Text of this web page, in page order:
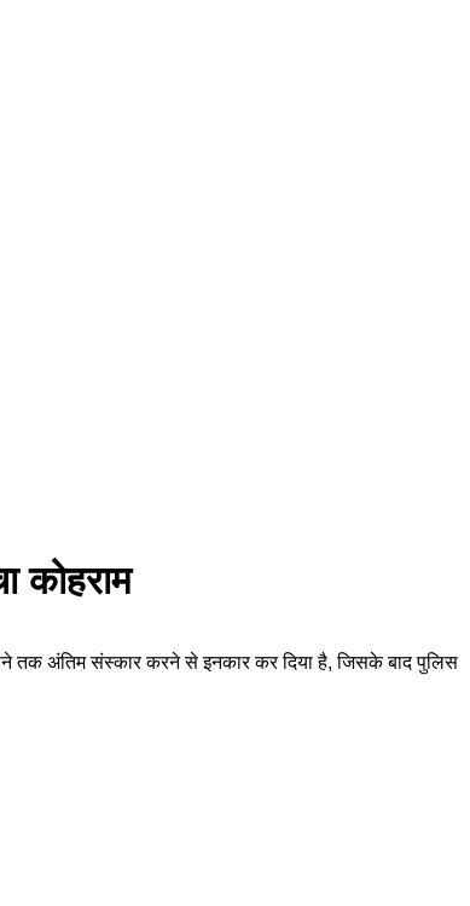
कोहराम
तक अंतिम संस्कार करने से इनकार कर दिया है, जिसके बाद पुलिस